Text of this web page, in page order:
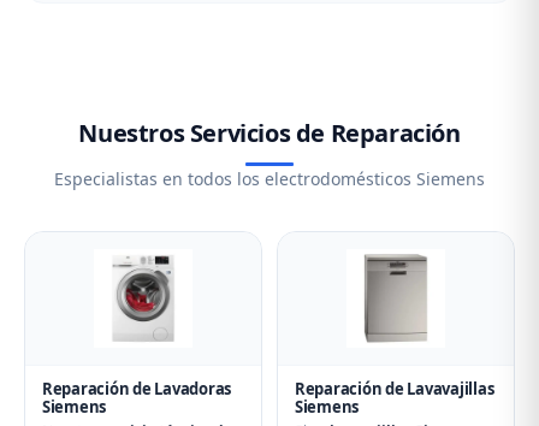
Nuestros Servicios de Reparación
Especialistas en todos los electrodomésticos Siemens
Reparación de Lavadoras
Siemens
Reparación de Lavavajillas
Siemens